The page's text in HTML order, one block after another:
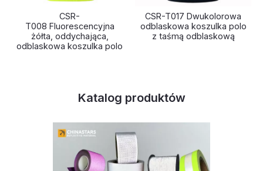
CSR-
T008 Fluorescencyjna
żółta, oddychająca,
odblaskowa koszulka polo
CSR-T017 Dwukolorowa
odblaskowa koszulka polo
z taśmą odblaskową
Katalog produktów